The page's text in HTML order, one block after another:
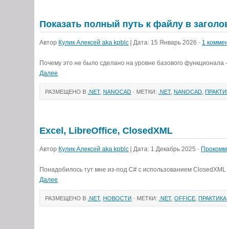
Показать полный путь к файлу в
Автор Кулик Алексей aka kpblc | Дата: 15 Январь 2026 · 1
Почему это не было сделано на уровне базового
Далее
РАЗМЕЩЕНО В .NET,NANOCAD · МЕТКИ: .NET,NANOCAD ,
Excel, LibreOffice, ClosedXML
Автор Кулик Алексей aka kpblc | Дата: 1 Декабрь 2025 ·
Понадобилось тут мне из-под C# с использованием
Далее
РАЗМЕЩЕНО В .NET,НОВОСТИ · МЕТКИ: .NET,OFFICE ,ПРАКТИКА